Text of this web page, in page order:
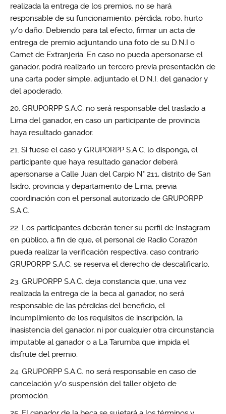
realizada la entrega de los premios, no se hará
responsable de su funcionamiento, pérdida, robo, hurto
y/o daño. Debiendo para tal efecto, firmar un acta de
entrega de premio adjuntando una foto de su D.N.I o
Carnet de Extranjería. En caso no pueda apersonarse el
ganador, podrá realizarlo un tercero previa presentación de
una carta poder simple, adjuntado el D.N.I. del ganador y
del apoderado.
GRUPORPP S.A.C. no será responsable del traslado a
Lima del ganador, en caso un participante de provincia
haya resultado ganador.
Si fuese el caso y GRUPORPP S.A.C. lo disponga, el
participante que haya resultado ganador deberá
apersonarse a Calle Juan del Carpio N° 211, distrito de San
Isidro, provincia y departamento de Lima, previa
coordinación con el personal autorizado de GRUPORPP
S.A.C.
Los participantes deberán tener su perfil de Instagram
en público, a fin de que, el personal de Radio Corazón
pueda realizar la verificación respectiva, caso contrario
GRUPORPP S.A.C. se reserva el derecho de descalificarlo.
GRUPORPP S.A.C. deja constancia que, una vez
realizada la entrega de la beca al ganador, no será
responsable de las pérdidas del beneficio, el
incumplimiento de los requisitos de inscripción, la
inasistencia del ganador, ni por cualquier otra circunstancia
imputable al ganador o a La Tarumba que impida el
disfrute del premio.
GRUPORPP S.A.C. no será responsable en caso de
cancelación y/o suspensión del taller objeto de
promoción.